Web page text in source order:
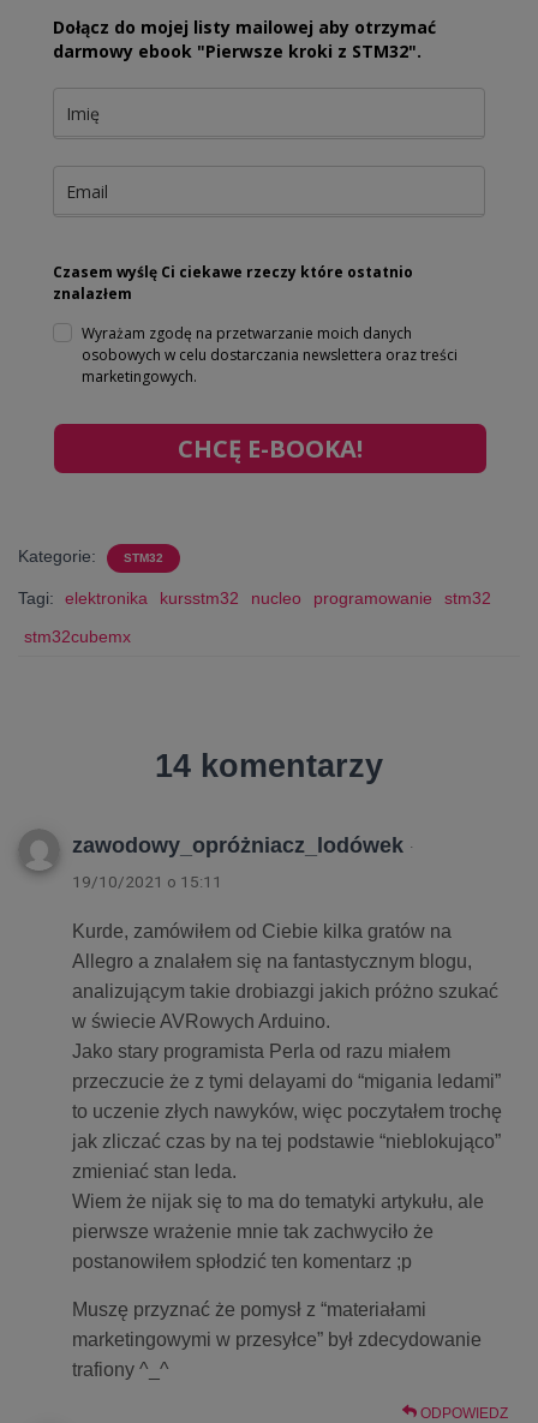
Dołącz do mojej listy mailowej aby otrzymać
darmowy ebook "Pierwsze kroki z STM32".
Czasem wyślę Ci ciekawe rzeczy które ostatnio
znalazłem
Wyrażam zgodę na przetwarzanie moich danych
osobowych w celu dostarczania newslettera oraz treści
marketingowych.
CHCĘ E-BOOKA!
Kategorie: STM32
Tagi: elektronika kursstm32 nucleo programowanie
stm32
stm32cubemx
14 komentarzy
zawodowy_opróżniacz_lodówek ·
19/10/2021 o 15:11
Kurde, zamówiłem od Ciebie kilka gratów na
Allegro a znalałem się na fantastycznym blogu,
analizującym takie drobiazgi jakich próżno szukać
w świecie AVRowych Arduino.
Jako stary programista Perla od razu miałem
przeczucie że z tymi delayami do “migania ledami”
to uczenie złych nawyków, więc poczytałem trochę
jak zliczać czas by na tej podstawie “nieblokująco”
zmieniać stan leda.
Wiem że nijak się to ma do tematyki artykułu, ale
pierwsze wrażenie mnie tak zachwyciło że
postanowiłem spłodzić ten komentarz ;p
Muszę przyznać że pomysł z “materiałami
marketingowymi w przesyłce” był zdecydowanie
trafiony ^_^
ODPOWIEDZ